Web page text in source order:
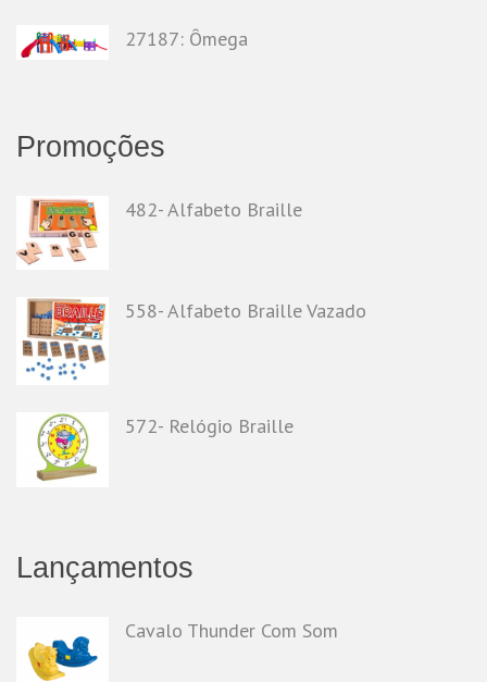
27187: Ômega
Promoções
482- Alfabeto Braille
558- Alfabeto Braille Vazado
572- Relógio Braille
Lançamentos
Cavalo Thunder Com Som